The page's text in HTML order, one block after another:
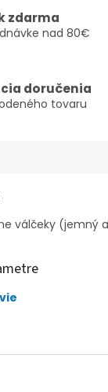
zdarma
nad 80€
doručenia
tovaru
válčeky (jemný